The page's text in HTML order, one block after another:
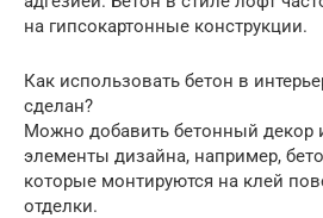
на гипсокартонные конструкции.
Как использовать бетон в
сделан?
Можно добавить бетонный декор
элементы дизайна, например,
которые монтируются на клей
отделки.